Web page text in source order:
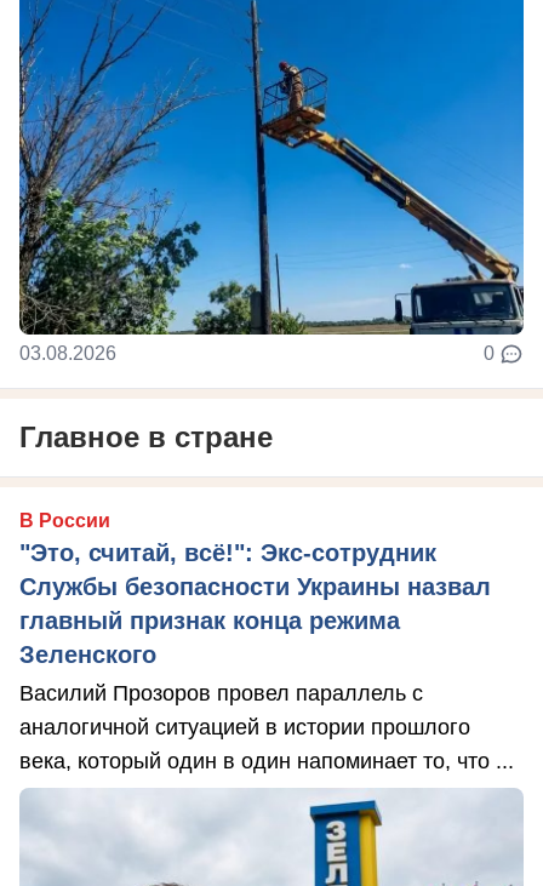
03.08.2026 0
Главное в стране
В России
"Это, считай, всё!": Экс-сотрудник
Службы безопасности Украины назвал
главный признак конца режима
Зеленского
Василий Прозоров провел параллель с
аналогичной ситуацией в истории прошлого
века, который один в один напоминает то, что ...